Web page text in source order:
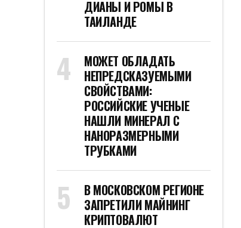
ДИАНЫ И РОМЫ В
ТАИЛАНДЕ
МОЖЕТ ОБЛАДАТЬ
НЕПРЕДСКАЗУЕМЫМИ
СВОЙСТВАМИ:
РОССИЙСКИЕ УЧЕНЫЕ
НАШЛИ МИНЕРАЛ С
НАНОРАЗМЕРНЫМИ
ТРУБКАМИ
В МОСКОВСКОМ РЕГИОНЕ
ЗАПРЕТИЛИ МАЙНИНГ
КРИПТОВАЛЮТ